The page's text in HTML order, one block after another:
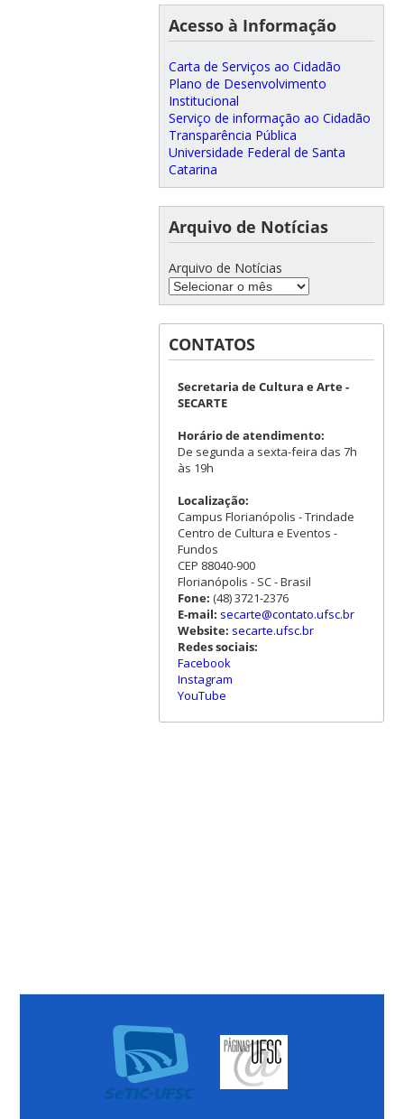
Acesso à Informação
Carta de Serviços ao Cidadão
Plano de Desenvolvimento
Institucional
Serviço de informação ao Cidadão
Transparência Pública
Universidade Federal de Santa
Catarina
Arquivo de Notícias
Arquivo de Notícias
CONTATOS
Secretaria de Cultura e Arte -
SECARTE
Horário de atendimento:
De segunda a sexta-feira das 7h
às 19h
Localização:
Campus Florianópolis - Trindade
Centro de Cultura e Eventos -
Fundos
CEP 88040-900
Florianópolis - SC - Brasil
Fone: (48) 3721-2376
E-mail: secarte@contato.ufsc.br
Website: secarte.ufsc.br
Redes sociais:
Facebook
Instagram
YouTube